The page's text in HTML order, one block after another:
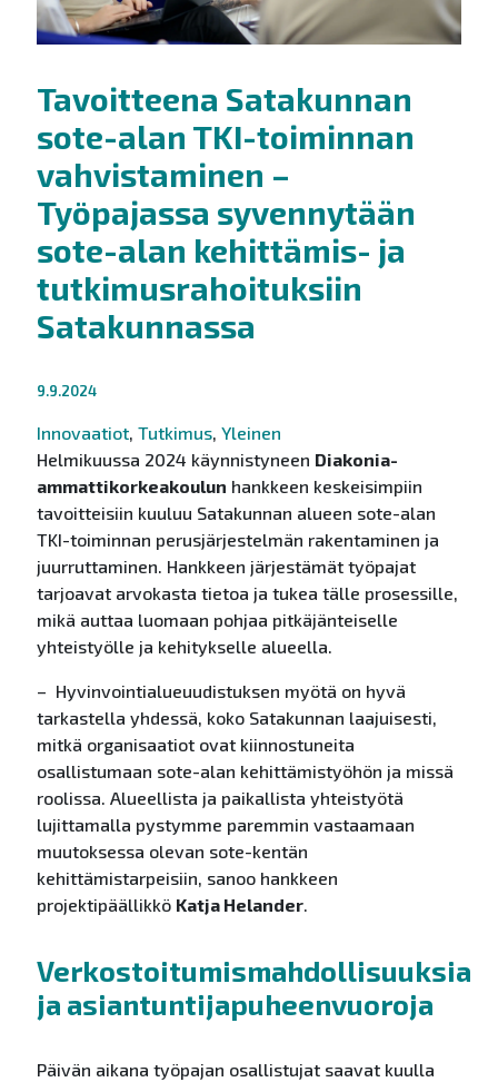
Tavoitteena Satakunnan
sote-alan TKI-toiminnan
vahvistaminen –
Työpajassa syvennytään
sote-alan kehittämis- ja
tutkimusrahoituksiin
Satakunnassa
9.9.2024
Innovaatiot, Tutkimus, Yleinen
Helmikuussa 2024 käynnistyneen Diakonia-
ammattikorkeakoulun hankkeen keskeisimpiin
tavoitteisiin kuuluu Satakunnan alueen sote-alan
TKI-toiminnan perusjärjestelmän rakentaminen ja
juurruttaminen. Hankkeen järjestämät työpajat
tarjoavat arvokasta tietoa ja tukea tälle prosessille,
mikä auttaa luomaan pohjaa pitkäjänteiselle
yhteistyölle ja kehitykselle alueella.
– Hyvinvointialueuudistuksen myötä on hyvä
tarkastella yhdessä, koko Satakunnan laajuisesti,
mitkä organisaatiot ovat kiinnostuneita
osallistumaan sote-alan kehittämistyöhön ja missä
roolissa. Alueellista ja paikallista yhteistyötä
lujittamalla pystymme paremmin vastaamaan
muutoksessa olevan sote-kentän
kehittämistarpeisiin, sanoo hankkeen
projektipäällikkö Katja Helander.
Verkostoitumismahdollisuuksia
ja asiantuntijapuheenvuoroja
Päivän aikana työpajan osallistujat saavat kuulla